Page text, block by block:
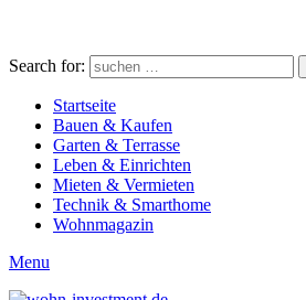
Search for:
Startseite
Bauen & Kaufen
Garten & Terrasse
Leben & Einrichten
Mieten & Vermieten
Technik & Smarthome
Wohnmagazin
Menu